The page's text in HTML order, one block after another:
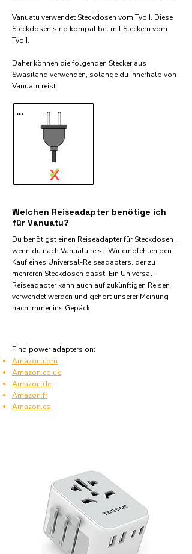
Vanuatu verwendet Steckdosen vom Typ I. Diese
Steckdosen sind kompatibel mit Steckern vom
Typ I.
Daher können die folgenden Stecker aus
Swasiland verwenden, solange du innerhalb von
Vanuatu reist:​
...
X
✓
Welchen Reiseadapter benötige ich
für Vanuatu?
Du benötigst einen Reiseadapter für Steckdosen I,
wenn du nach Vanuatu reist. Wir empfehlen den
Kauf eines Universal-Reiseadapters, der zu
mehreren Steckdosen passt. Ein Universal-
Reiseadapter kann auch auf zukünftigen Reisen
verwendet werden und gehört unserer Meinung
nach immer ins Gepäck.
Find power adapters on:
Amazon.com
Amazon.co.uk
Amazon.de
Amazon.fr
Amazon.es